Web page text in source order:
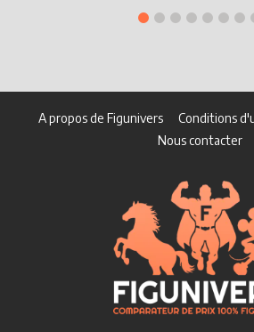
A propos de Figunivers Conditions
Nous contacter